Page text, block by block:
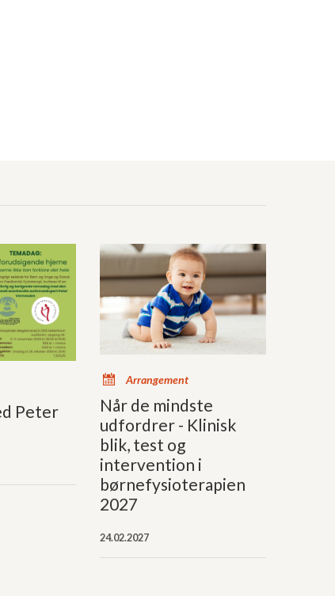
Peter
x Arrangement
Når de mindste
udfordrer - Klinisk
blik, test og
intervention i
børnefysioterapien
2027
24.02.2027